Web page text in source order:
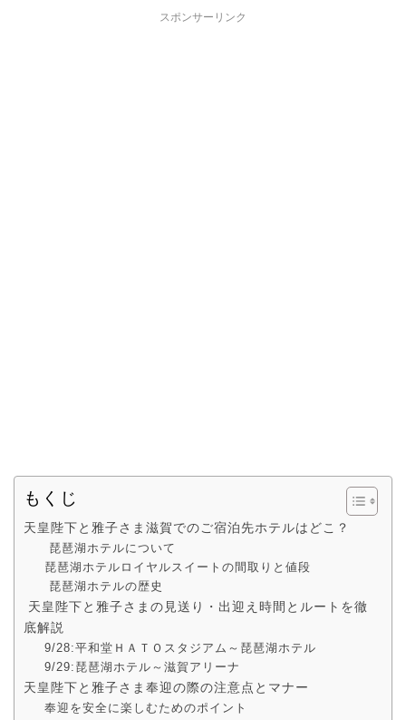
スポンサーリンク
もくじ
天皇陛下と雅子さま滋賀でのご宿泊先ホテルはどこ？
琵琶湖ホテルについて
琵琶湖ホテルロイヤルスイートの間取りと値段
琵琶湖ホテルの歴史
天皇陛下と雅子さまの見送り・出迎え時間とルートを徹
底解説
9/28:平和堂ＨＡＴＯスタジアム～琵琶湖ホテル
9/29:琵琶湖ホテル～滋賀アリーナ
天皇陛下と雅子さま奉迎の際の注意点とマナー
奉迎を安全に楽しむためのポイント